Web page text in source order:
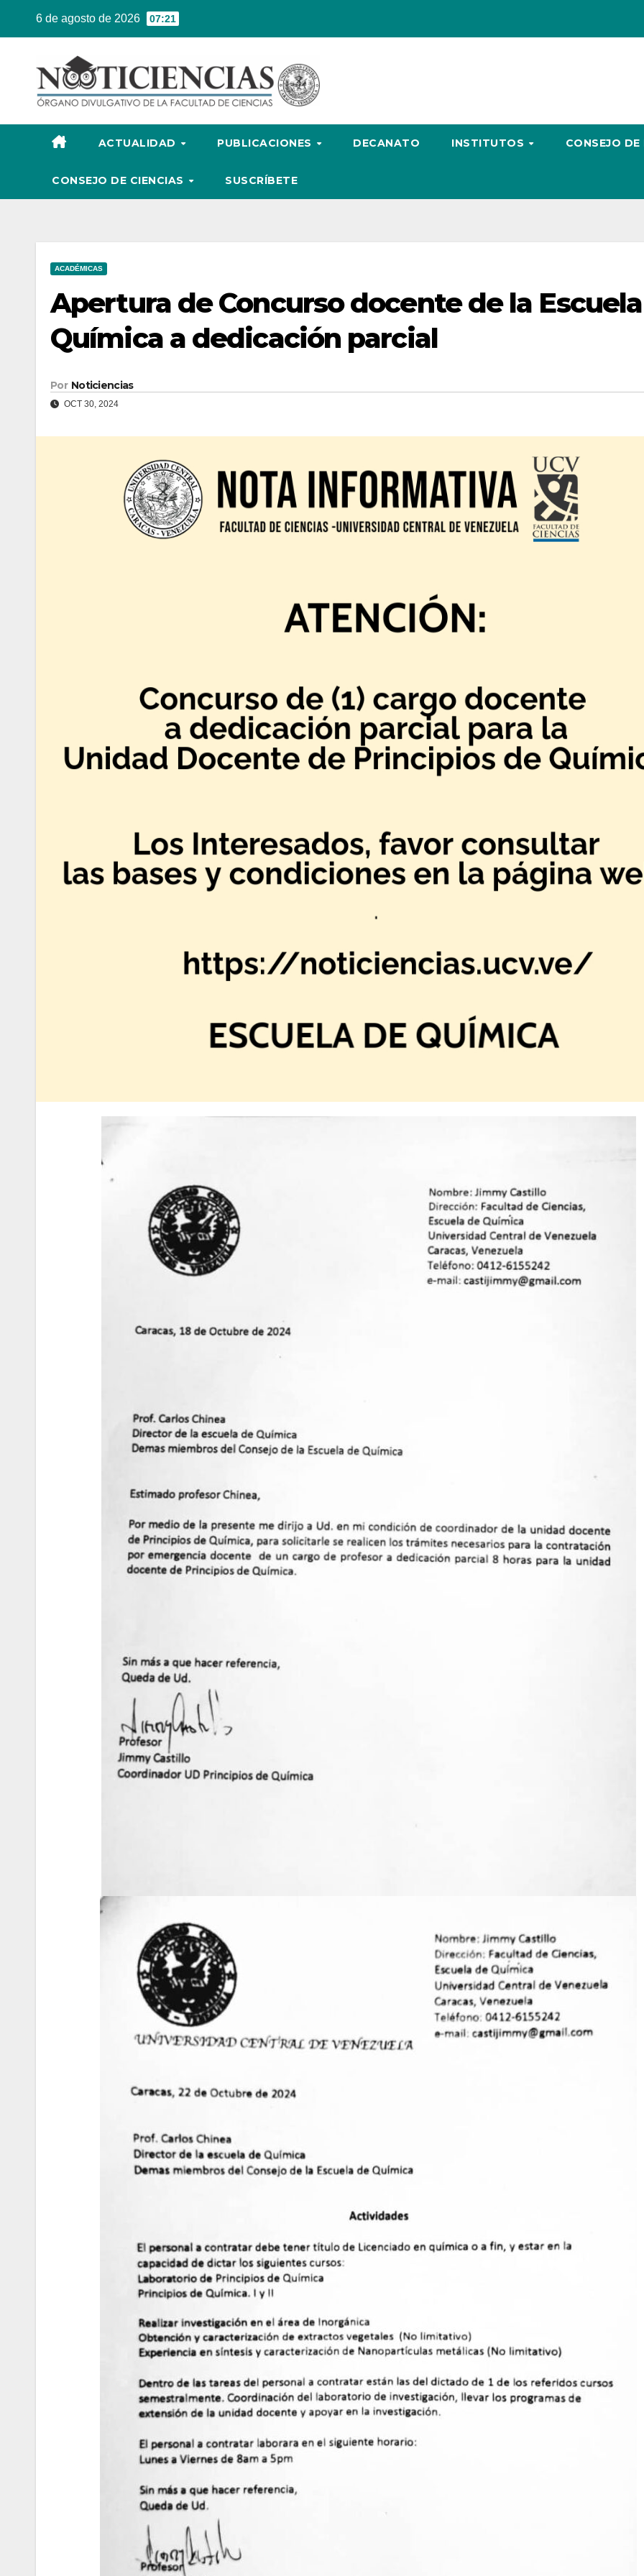
6 de agosto de 2026 07:21
ACTUALIDAD PUBLICACIONES DECANATO INSTITUTOS CONSEJO
CONSEJO DE CIENCIAS SUSCRÍBETE
ACADÉMICAS
Apertura de Concurso docente de la
Química a dedicación parcial
Por Noticiencias
OCT 30, 2024